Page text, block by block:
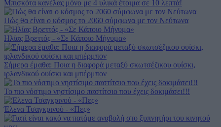
Μπισκότα κανέλας μόνο με 4 υλικά έτοιμα σε 10 λεπτά!
Πώς θα είναι ο κόσμος το 2060 σύμφωνα με τον Νεύτωνα
Ηλίας Βρεττός - «Σε Κάποιο Μήνυμα»
Σήμερα έμαθα: Ποια η διαφορά μεταξύ σκωτσέζικου ουίσκι,
ιρλανδικού ουίσκι και μπέρμπον
Το πιο νόστιμο νηστίσιμο παστίτσιο που έχεις δοκιμάσει!!!
Έλενα Τσαγκρινού - «Πες»